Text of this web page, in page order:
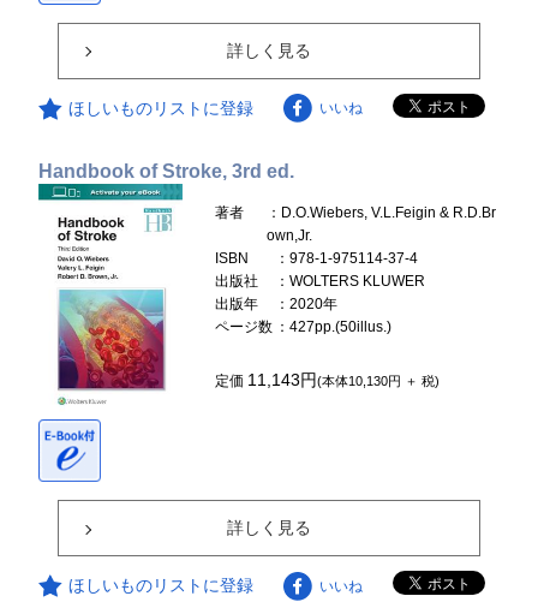
詳しく見る
ほしいものリストに登録 いいね
Handbook of Stroke, 3rd ed.
著者
：D.O.Wiebers, V.L.Feigin & R.D.Br
own,Jr.
ISBN
：978-1-975114-37-4
出版社
：WOLTERS KLUWER
出版年
：2020年
ページ数 ：427pp.(50illus.)
定価 11,143円(本体10,130円 ＋ 税)
詳しく見る
ほしいものリストに登録 いいね